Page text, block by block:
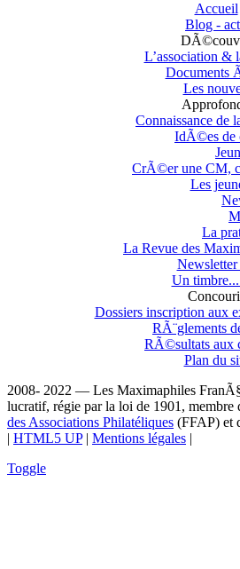
Accueil
Blog -
L’association &
Documents
Les
Connaissance de
IdÃ©es de
CrÃ©er une CM,
Les
La
La Revue des
Un timbre...
Dossiers inscription aux
RÃ¨glements
RÃ©sultats aux
Plan du
2008- 2022 — Les Maximaphiles
lucratif, régie par la loi de 1901, membre
des Associations Philatéliques (FFAP) et
| HTML5 UP| Mentions légales |
Toggle